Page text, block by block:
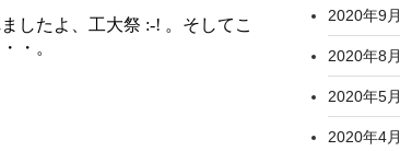
2020年9月
2020年8月
2020年5月
2020年4月